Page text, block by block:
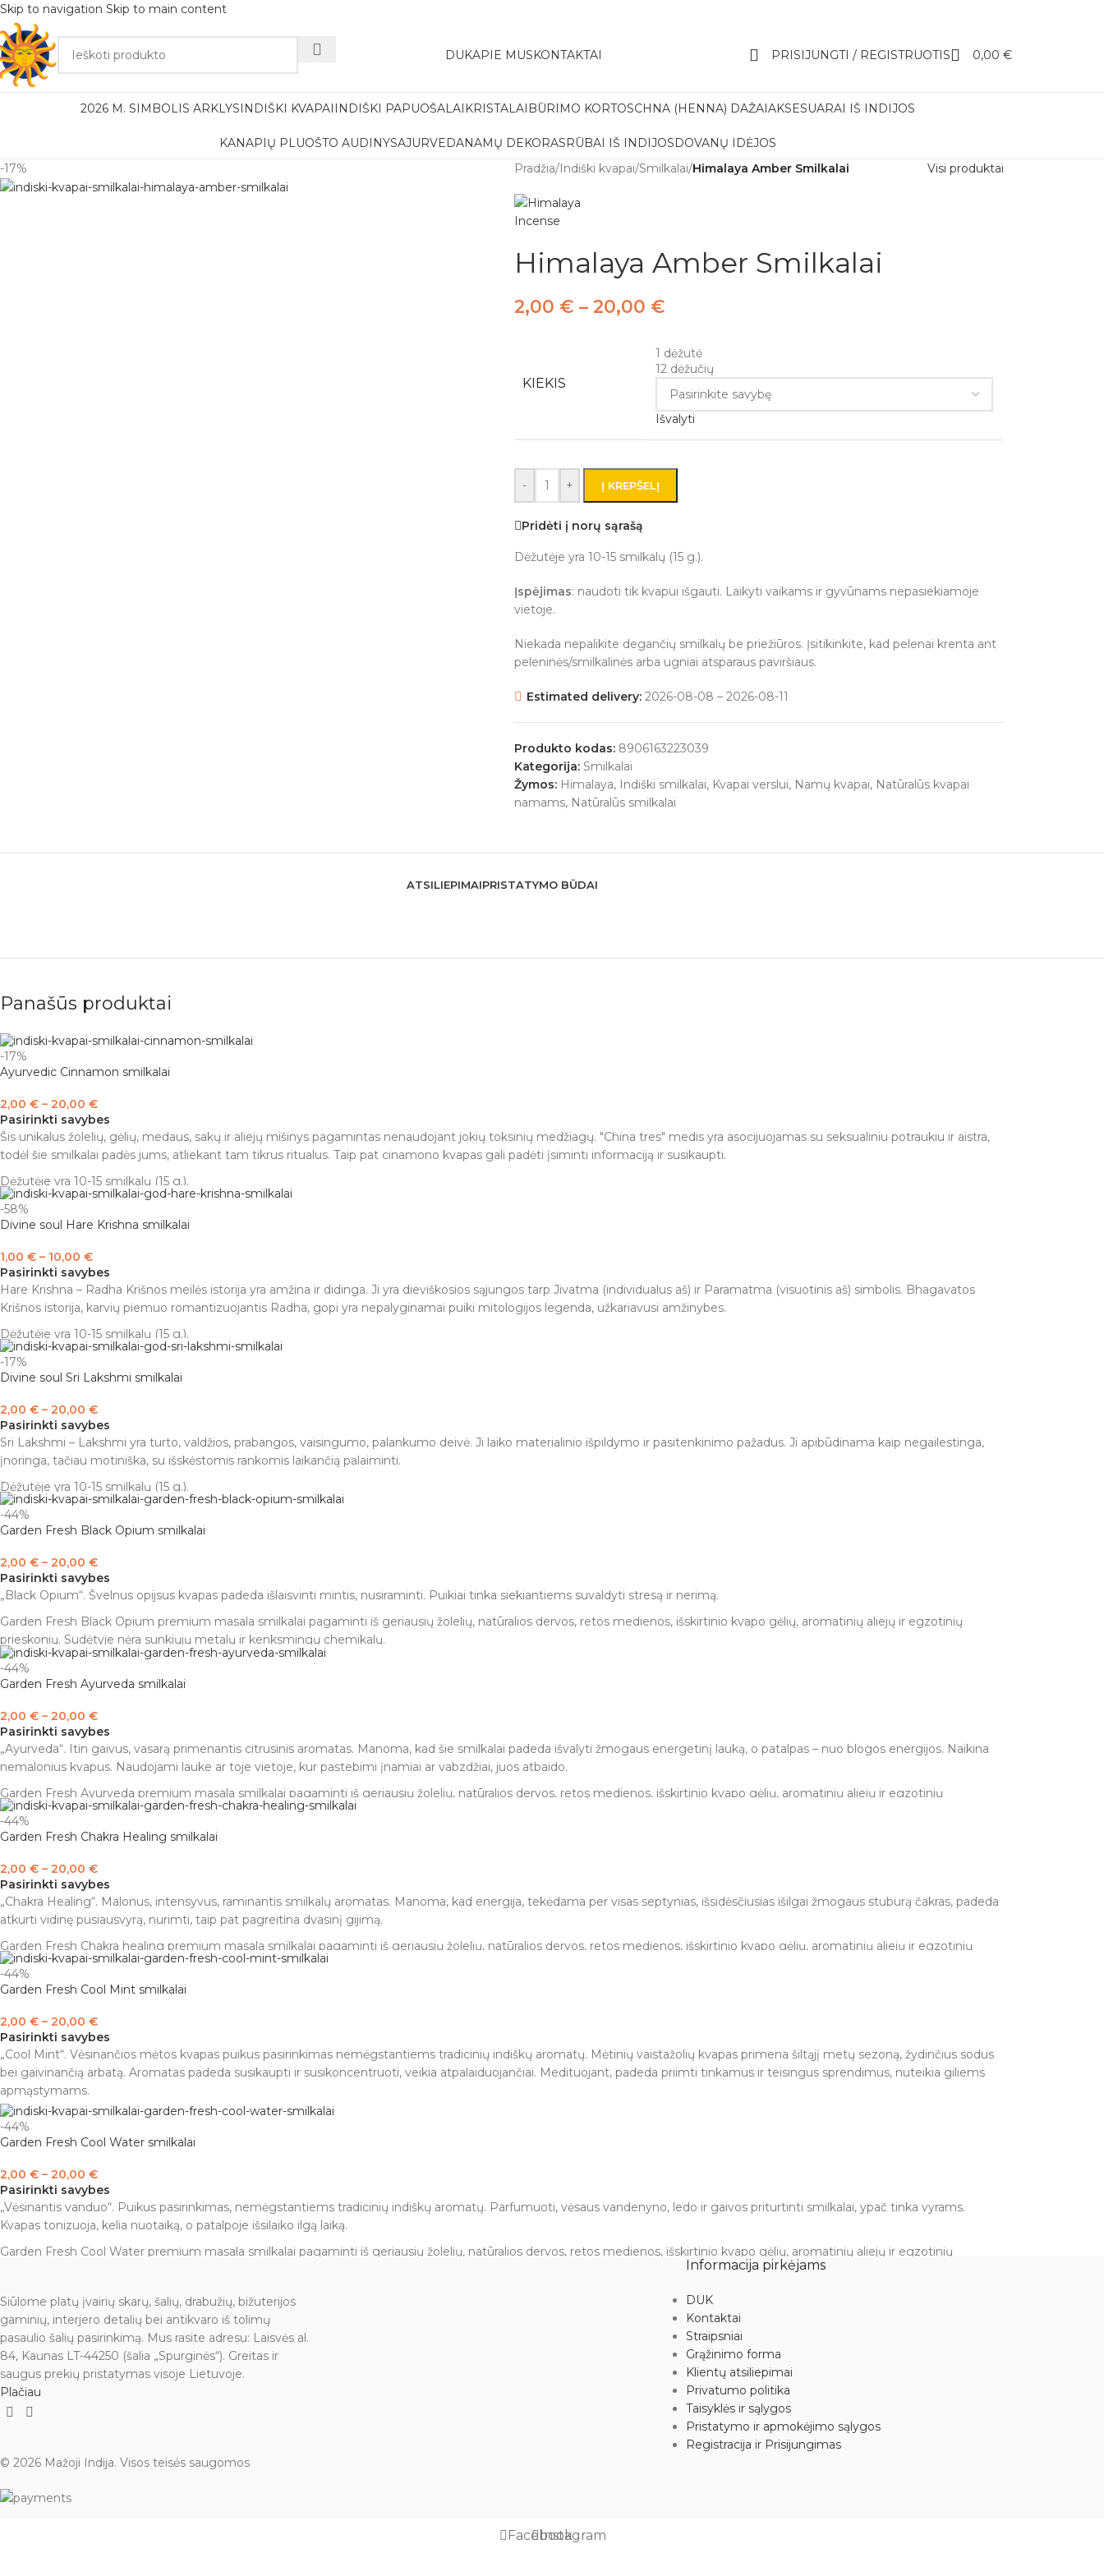
Skip to navigation Skip to main content
DUKAPIE MUSKONTAKTAI PRISIJUNGTI / REGISTRUOTIS 0,00 €
2026 M. SIMBOLIS ARKLYSINDIŠKI KVAPAI INDIŠKI PAPUOŠALAI KRISTALAI BŪRIMO KORTOSCHNA (HENNA) DAŽAIAKSESUARAI IŠ INDIJOS
KANAPIŲ PLUOŠTO AUDINYSAJURVEDANAMŲ DEKORASRŪBAI IŠ INDIJOSDOVANŲ IDĖJOS
-17%
Pradžia/Indiški kvapai/Smilkalai/Himalaya Amber Smilkalai Visi produktai
Himalaya Amber Smilkalai
2,00 € – 20,00 €
KIEKIS
1 dėžutė
12 dėžučių
Išvalyti
- + Į KREPŠELĮ
Pridėti į norų sąrašą
Dėžutėje yra 10-15 smilkalų (15 g.).
Įspėjimas: naudoti tik kvapui išgauti. Laikyti vaikams ir gyvūnams nepasiekiamoje
vietoje.
Niekada nepalikite degančių smilkalų be priežiūros. Įsitikinkite, kad pelenai krenta ant
peleninės/smilkalinės arba ugniai atsparaus paviršiaus.
Estimated delivery:2026-08-08 – 2026-08-11
Produkto kodas: 8906163223039
Kategorija: Smilkalai
Žymos: Himalaya, Indiški smilkalai, Kvapai verslui, Namų kvapai, Natūralūs kvapai
namams, Natūralūs smilkalai
ATSILIEPIMAIPRISTATYMO BŪDAI
Panašūs produktai
-17%
Ayurvedic Cinnamon smilkalai
2,00 € – 20,00 €
Pasirinkti savybes
Šis unikalus žolelių, gėlių, medaus, sakų ir aliejų mišinys pagamintas nenaudojant jokių toksinių medžiagų. "China tres" medis yra asocijuojamas su seksualiniu potraukiu ir aistra,
todėl šie smilkalai padės jums, atliekant tam tikrus ritualus. Taip pat cinamono kvapas gali padėti įsiminti informaciją ir susikaupti.
Dėžutėje yra 10-15 smilkalų (15 g.).
Įspėjimas
Niekada nepalikite degančių smilkalų be priežiūros. Įsitikinkite, kad pelenai krenta ant peleninės/smilkalinės arba ugniai atsparaus paviršiaus.
-58%
Divine soul Hare Krishna smilkalai
1,00 € – 10,00 €
Pasirinkti savybes
Hare Krishna – Radha Krišnos meilės istorija yra amžina ir didinga. Ji yra dieviškosios sąjungos tarp Jivatma (individualus aš) ir Paramatma (visuotinis aš) simbolis. Bhagavatos
Krišnos istorija, karvių piemuo romantizuojantis Radha, gopi yra nepalyginamai puiki mitologijos legenda, užkariavusi amžinybes.
Dėžutėje yra 10-15 smilkalų (15 g.).
Įspėjimas
smilkalų be priežiūros. Įsitikinkite, kad pelenai krenta ant peleninės arba ugniai atsparaus paviršiaus. Deginti smilkalus vėdinamoje aplinkoje.
-17%
Divine soul Sri Lakshmi smilkalai
2,00 € – 20,00 €
Pasirinkti savybes
Sri Lakshmi – Lakshmi yra turto, valdžios, prabangos, vaisingumo, palankumo deivė. Ji laiko materialinio išpildymo ir pasitenkinimo pažadus. Ji apibūdinama kaip negailestinga,
įnoringa, tačiau motiniška, su išskėstomis rankomis laikančią palaiminti.
Dėžutėje yra 10-15 smilkalų (15 g.).
Įspėjimas
smilkalų be priežiūros. Įsitikinkite, kad pelenai krenta ant peleninės arba ugniai atsparaus paviršiaus. Deginti smilkalus vėdinamoje aplinkoje.
-44%
Garden Fresh Black Opium smilkalai
2,00 € – 20,00 €
Pasirinkti savybes
„Black Opium“. Švelnus opijsus kvapas padeda išlaisvinti mintis, nusiraminti. Puikiai tinka siekiantiems suvaldyti stresą ir nerimą.
Garden Fresh Black Opium premium masala smilkalai pagaminti iš geriausių žolelių, natūralios dervos, retos medienos, išskirtinio kvapo gėlių, aromatinių aliejų ir egzotinių
prieskonių. Sudėtyje nėra sunkiųjų metalų ir kenksmingų chemikalų.
Dėžutėje yra 10-15 smilkalų (15 g.).
Įspėjimas:naudoti tik kvapui išgauti. Laikyti vaikams ir gyvūnams nepasiekiamoje vietoje. Niekada nepalikite degančių smilkalų be priežiūros. Įsitikinkite, kad pelenai krenta ant
peleninės arba ugniai atsparaus paviršiaus.
-44%
Garden Fresh Ayurveda smilkalai
2,00 € – 20,00 €
Pasirinkti savybes
„Ayurveda“. Itin gaivus, vasarą primenantis citrusinis aromatas. Manoma, kad šie smilkalai padeda išvalyti žmogaus energetinį lauką, o patalpas – nuo blogos energijos. Naikina
nemalonius kvapus. Naudojami lauke ar toje vietoje, kur pastebimi įnamiai ar vabzdžiai, juos atbaido.
Garden Fresh Ayurveda premium masala smilkalai pagaminti iš geriausių žolelių, natūralios dervos, retos medienos, išskirtinio kvapo gėlių, aromatinių aliejų ir egzotinių
prieskonių. Sudėtyje nėra sunkiųjų metalų ir kenksmingų chemikalų.
Dėžutėje yra 10-15 smilkalų (15 g.).
Įspėjimas:naudoti tik kvapui išgauti. Laikyti vaikams ir gyvūnams nepasiekiamoje vietoje. Niekada nepalikite degančių smilkalų be priežiūros. Įsitikinkite, kad pelenai krenta ant
peleninės arba ugniai atsparaus paviršiaus.
-44%
Garden Fresh Chakra Healing smilkalai
2,00 € – 20,00 €
Pasirinkti savybes
„Chakra Healing“. Malonus, intensyvus, raminantis smilkalų aromatas. Manoma, kad energija, tekėdama per visas septynias, išsidėsčiusias išilgai žmogaus stuburą čakras, padeda
atkurti vidinę pusiausvyrą, nurimti, taip pat pagreitina dvasinį gijimą.
Garden Fresh Chakra healing premium masala smilkalai pagaminti iš geriausių žolelių, natūralios dervos, retos medienos, išskirtinio kvapo gėlių, aromatinių aliejų ir egzotinių
prieskonių. Sudėtyje nėra sunkiųjų metalų ir kenksmingų chemikalų.
Dėžutėje yra 10-15 smilkalų (15 g.).
Įspėjimas:naudoti tik kvapui išgauti. Laikyti vaikams ir gyvūnams nepasiekiamoje vietoje. Niekada nepalikite degančių smilkalų be priežiūros. Įsitikinkite, kad pelenai krenta ant
peleninės arba ugniai atsparaus paviršiaus.
-44%
Garden Fresh Cool Mint smilkalai
2,00 € – 20,00 €
Pasirinkti savybes
„Cool Mint“. Vėsinančios mėtos kvapas puikus pasirinkimas nemėgstantiems tradicinių indiškų aromatų. Mėtinių vaistažolių kvapas primena šiltąjį metų sezoną, žydinčius sodus
bei gaivinančią arbatą. Aromatas padeda susikaupti ir susikoncentruoti, veikia atpalaiduojančiai. Medituojant, padeda priimti tinkamus ir teisingus sprendimus, nuteikia giliems
apmąstymams.
Garden Fresh Cool Mint premium masala smilkalai pagaminti iš geriausių žolelių, natūralios dervos, retos medienos, išskirtinio kvapo gėlių, aromatinių aliejų ir egzotinių
prieskonių. Sudėtyje nėra sunkiųjų metalų ir kenksmingų chemikalų.
Įspėjimas: naudoti tik kvapui išgauti. Laikyti vaikams ir gyvūnams nepasiekiamoje vietoje. Niekada nepalikite degančių smilkalų be priežiūros. Įsitikinkite, kad pelenai krenta ant
peleninės arba ugniai atsparaus paviršiaus.
-44%
Garden Fresh Cool Water smilkalai
2,00 € – 20,00 €
Pasirinkti savybes
„Vėsinantis vanduo“. Puikus pasirinkimas, nemėgstantiems tradicinių indiškų aromatų. Parfumuoti, vėsaus vandenyno, ledo ir gaivos priturtinti smilkalai, ypač tinka vyrams.
Kvapas tonizuoja, kelia nuotaiką, o patalpoje išsilaiko ilgą laiką.
Garden Fresh Cool Water premium masala smilkalai pagaminti iš geriausių žolelių, natūralios dervos, retos medienos, išskirtinio kvapo gėlių, aromatinių aliejų ir egzotinių
Dėžutėje yra 10-15 smilkalų (15 g.).
Įspėjimas:naudoti tik kvapui išgauti. Laikyti vaikams ir gyvūnams nepasiekiamoje vietoje. Niekada nepalikite degančių smilkalų be priežiūros. Įsitikinkite, kad pelenai krenta ant
peleninės arba ugniai atsparaus paviršiaus.
Siūlome platų įvairių skarų, šalių, drabužių, bižuterijos
gaminių, interjero detalių bei antikvaro iš tolimų
pasaulio šalių pasirinkimą. Mus rasite adresu: Laisvės al.
84, Kaunas LT-44250 (šalia „Spurginės“). Greitas ir
saugus prekių pristatymas visoje Lietuvoje.
Plačiau
Informacija pirkėjams
DUK
Kontaktai
Straipsniai
Grąžinimo forma
Klientų atsiliepimai
Privatumo politika
Taisyklės ir sąlygos
Pristatymo ir apmokėjimo sąlygos
Registracija ir Prisijungimas
© 2026 Mažoji Indija. Visos teisės saugomos
FacebookInstagram